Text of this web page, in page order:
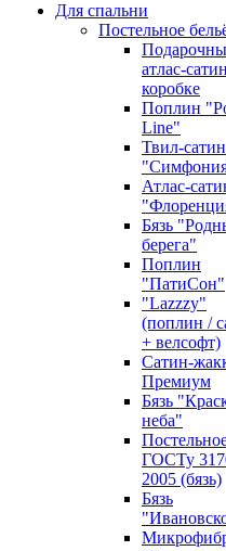
Для спальни
Постельное
атлас-
коробке
Поплин
Line"
Твил-сатин
Атлас-
Бязь
берега"
Поплин
"ПатиСон"
"Lazzzy"
(поплин /
+ велсофт)
Сатин-
Премиум
Бязь
неба"
ГОСТу
2005 (бязь)
Бязь